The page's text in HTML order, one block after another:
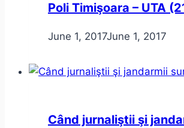
Poli Timişoara – UTA
June 1, 2017June 1, 2017
Când jurnaliştii şi